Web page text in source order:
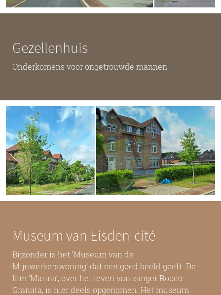
Gezellenhuis
Onderkomens voor ongetrouwde mannen.
Museum van Eisden-cité
Bijzonder is het ‘Museum van de
Mijnwerkerswoning’ dat een goed beeld geeft. De
film ‘Marina’, over het leven van zanger Rocco
Granata, is hier deels opgenomen. Het museum